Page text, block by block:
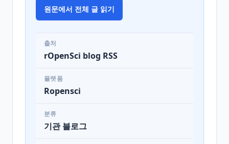
원문에서 전체 글 읽기
출처
rOpenSci blog RSS
플랫폼
Ropensci
분류
기관 블로그